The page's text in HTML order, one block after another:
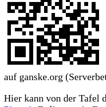
auf ganske.org
Hier kann von der Tafel